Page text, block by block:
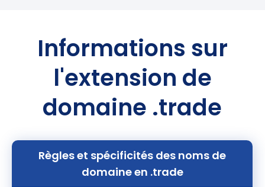
Informations sur
l'extension de
domaine .trade
Règles et spécificités des noms de
domaine en .trade